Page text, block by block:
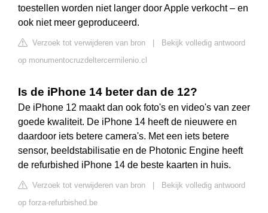
toestellen worden niet langer door Apple verkocht – en
ook niet meer geproduceerd.
Verzoek tot verwijderen van bron
Bekijk volledig antwoord
op monumentocruzdeltercermilenio.cl
Is de iPhone 14 beter dan de 12?
De iPhone 12 maakt dan ook foto's en video's van zeer
goede kwaliteit. De iPhone 14 heeft de nieuwere en
daardoor iets betere camera's. Met een iets betere
sensor, beeldstabilisatie en de Photonic Engine heeft
de refurbished iPhone 14 de beste kaarten in huis.
Verzoek tot verwijderen van bron
Bekijk volledig antwoord
op forza-refurbished.be